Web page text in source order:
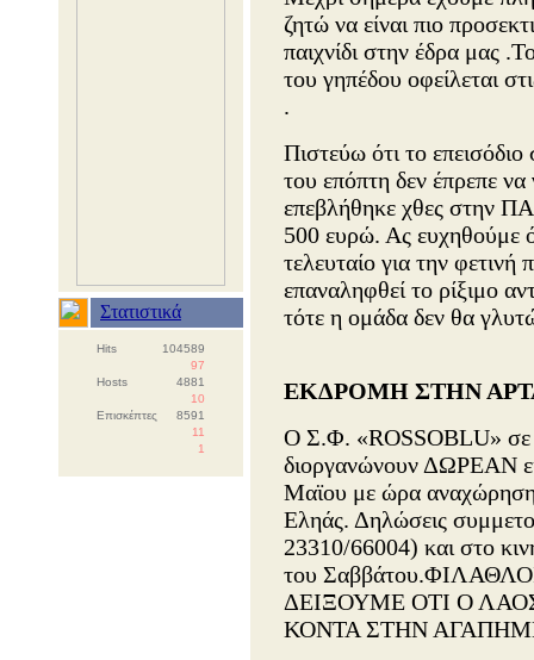
Στατιστικά
Hits
104589
97
Hosts
4881
10
Επισκέπτες
8591
11
1
ζητώ να είναι πιο
παιχνίδι στην έδρα μας
του γηπέδου οφείλεται
.
Πιστεύω ότι το
του επόπτη δεν έπρεπε
επεβλήθηκε χθες στην
500 ευρώ. Ας ευχηθούμε
τελευταίο για την φετινή
επαναληφθεί το ρίξιμο
τότε η ομάδα δεν θα
ΕΚΔΡΟΜΗ ΣΤΗΝ
Ο Σ.Φ. «ROSSOBLU»
διοργανώνουν ΔΩΡΕΑΝ
Μαϊου με ώρα
Εληάς. Δηλώσεις
23310/66004) και στο
του
ΔΕΙΞΟΥΜΕ ΟΤΙ Ο
ΚΟΝΤΑ ΣΤΗΝ